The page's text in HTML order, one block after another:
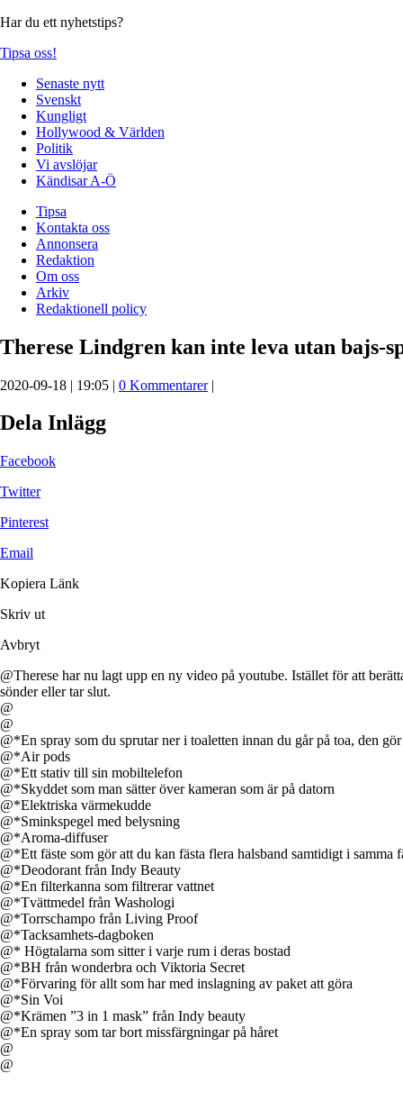
Har du ett nyhetstips?
Tipsa oss!
Senaste nytt
Svenskt
Kungligt
Hollywood & Världen
Politik
Vi avslöjar
Kändisar A-Ö
Tipsa
Kontakta oss
Annonsera
Redaktion
Om oss
Arkiv
Redaktionell policy
Therese Lindgren kan inte leva utan bajs-
2020-09-18 | 19:05 | 0 Kommentarer|
Dela Inlägg
Facebook
Twitter
Pinterest
Email
Kopiera Länk
Skriv ut
Avbryt
@Therese har nu lagt upp en ny video på youtube. Istället för att
sönder eller tar slut.
@
@
@*En spray som du sprutar ner i toaletten innan du går på toa, den
@*Air pods
@*Ett stativ till sin mobiltelefon
@*Skyddet som man sätter över kameran som är på datorn
@*Elektriska värmekudde
@*Sminkspegel med belysning
@*Aroma-diffuser
@*Ett fäste som gör att du kan fästa flera halsband samtidigt i samma
@*Deodorant från Indy Beauty
@*En filterkanna som filtrerar vattnet
@*Tvättmedel från Washologi
@*Torrschampo från Living Proof
@*Tacksamhets-dagboken
@* Högtalarna som sitter i varje rum i deras bostad
@*BH från wonderbra och Viktoria Secret
@*Förvaring för allt som har med inslagning av paket att göra
@*Sin Voi
@*Krämen ”3 in 1 mask” från Indy beauty
@*En spray som tar bort missfärgningar på håret
@
@